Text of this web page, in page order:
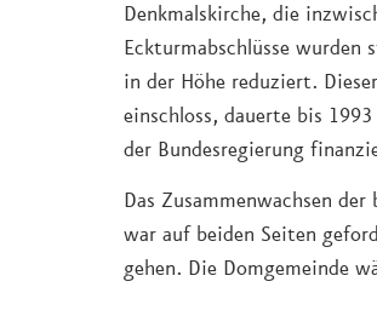
Denkmalskirche, die
Eckturmabschlüsse
in der Höhe reduziert.
einschloss, dauerte bis
der Bundesregierung
Das Zusammenwachsen
war auf beiden Seiten
gehen. Die Domgemeinde